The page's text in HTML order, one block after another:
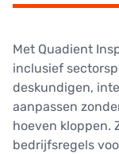
Met Quadient
inclusief
deskundigen,
aanpassen
hoeven kloppen.
bedrijfsregels